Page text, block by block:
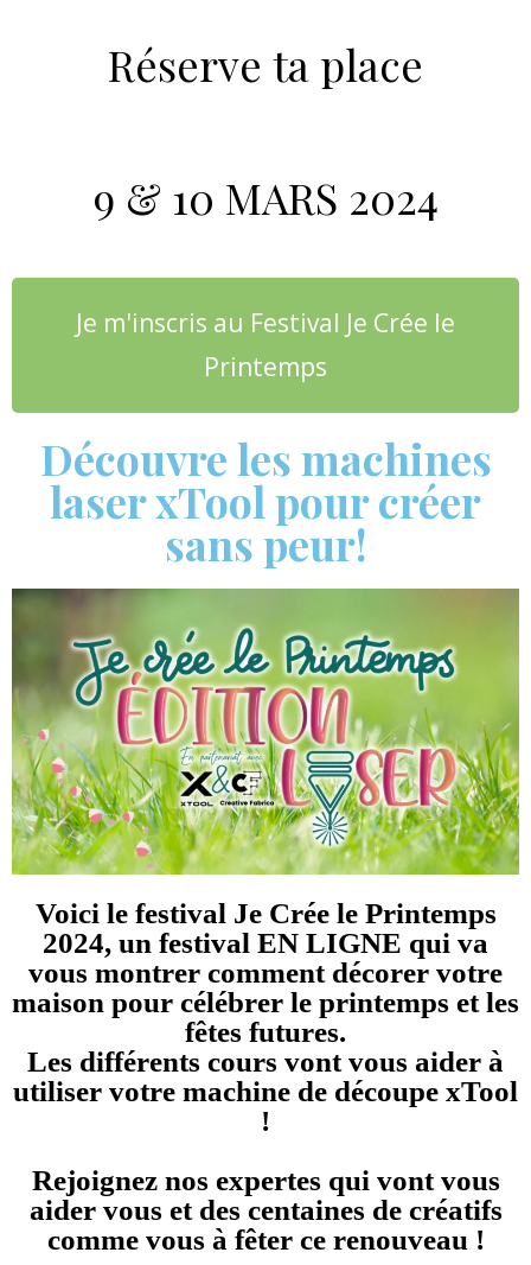
Réserve ta place
9 & 10 MARS 2024
Je m'inscris au Festival Je Crée le
Printemps
Découvre les machines
laser xTool pour créer
sans peur!
Voici le festival Je Crée le Printemps
2024, un festival EN LIGNE qui va
vous montrer comment décorer votre
maison pour célébrer le printemps et les
fêtes futures.
Les différents cours vont vous aider à
utiliser votre machine de découpe xTool
!
Rejoignez nos expertes qui vont vous
aider vous et des centaines de créatifs
comme vous à fêter ce renouveau !